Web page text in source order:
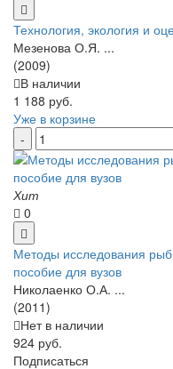
Технология, экология и
Мезенова О.Я. ...
(2009)
В наличии
1 188 руб.
Уже в корзине
Хит
0
Методы исследования
пособие для вузов
Николаенко О.А. ...
(2011)
Нет в наличии
924 руб.
Подписаться